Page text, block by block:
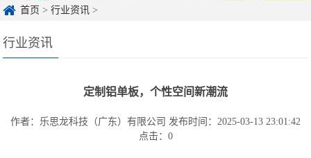
首页 >行业资讯 >
行业资讯
定制铝单板，个性空间新潮流
作者：乐思龙科技（广东）有限公司 发布时间：2025-03-13 23:01:42
点击： 0